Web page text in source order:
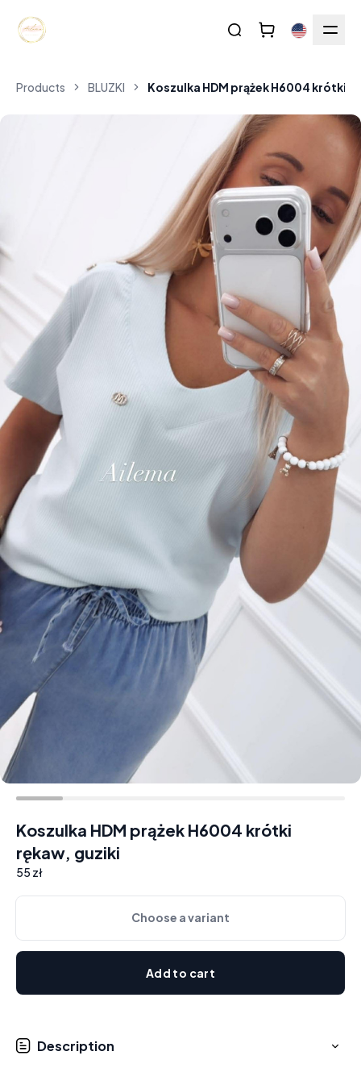
Products BLUZKI Koszulka HDM prążek H6004 krótki
Koszulka HDM prążek H6004 krótki
rękaw, guziki
55 zł
Choose a variant
Add to cart
Description